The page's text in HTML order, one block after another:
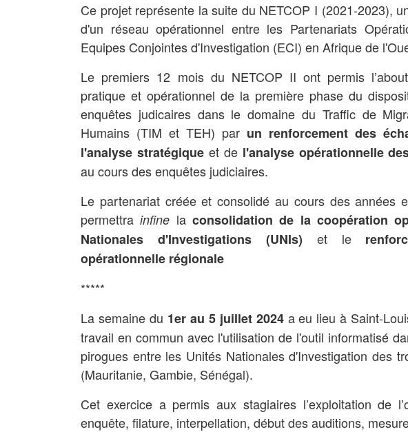
Ce projet représente la suite du NETCOP I (2021-2023),
d'un réseau opérationnel entre les Partenariats
Equipes Conjointes d'Investigation (ECI) en Afrique de
Le premiers 12 mois du NETCOP II ont permis
pratique et opérationnel de la première phase du
enquêtes judicaires dans le domaine du Traffic de
Humains (TIM et TEH) par un renforcement des
l'analyse stratégiqueet de l'analyse opérationnelle
au cours des enquêtes judiciaires.
Le partenariat créée et consolidé au cours des années
permettrainfine la consolidation de la coopération
Nationales d'Investigations (UNIs) et le
opérationnelle régionale
*****
La semaine du 1er au 5 juillet 2024a eu lieu à Saint-
travail en commun avec l'utilisation de l'outil informatisé
pirogues entre les Unités Nationales d'Investigation des
(Mauritanie, Gambie, Sénégal).
Cet exercice a permis aux stagiaires l’exploitation de
enquête, filature, interpellation, début des auditions,